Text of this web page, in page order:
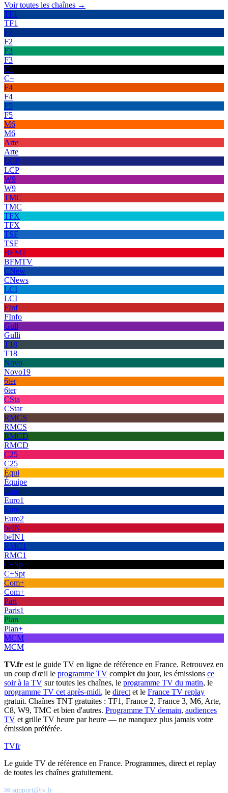
Voir toutes les chaînes →
TF1
TF1
F2
F2
F3
F3
C+
C+
F4
F4
F5
F5
M6
M6
Arte
Arte
LCP
LCP
W9
W9
TMC
TMC
TFX
TFX
TSF
TSF
BFMT
BFMTV
CNew
CNews
LCI
LCI
FInf
FInfo
Gull
Gulli
T18
T18
Novo
Novo19
6ter
6ter
CSta
CStar
RMCS
RMCS
RMCD
RMCD
C25
C25
Équi
Équipe
Euro
Euro1
Euro
Euro2
beIN
beIN1
RMC1
RMC1
C+Sp
C+Spt
Com+
Com+
Pari
Paris1
Plan
Plan+
MCM
MCM
TV.fr est le guide TV en ligne de référence en France. Retrouvez en
un coup d'œil le programme TV complet du jour, les émissions ce
soir à la TV sur toutes les chaînes, le programme TV du matin, le
programme TV cet après-midi, le direct et le France TV replay
gratuit. Chaînes TNT gratuites : TF1, France 2, France 3, M6, Arte,
C8, W9, TMC et bien d'autres. Programme TV demain, audiences
TV et grille TV heure par heure — ne manquez plus jamais votre
émission préférée.
TVfr
Le guide TV de référence en France. Programmes, direct et replay
de toutes les chaînes gratuitement.
✉ support@tv.fr